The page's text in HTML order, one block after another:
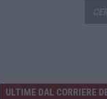
ULTIME DAL CORRIERE